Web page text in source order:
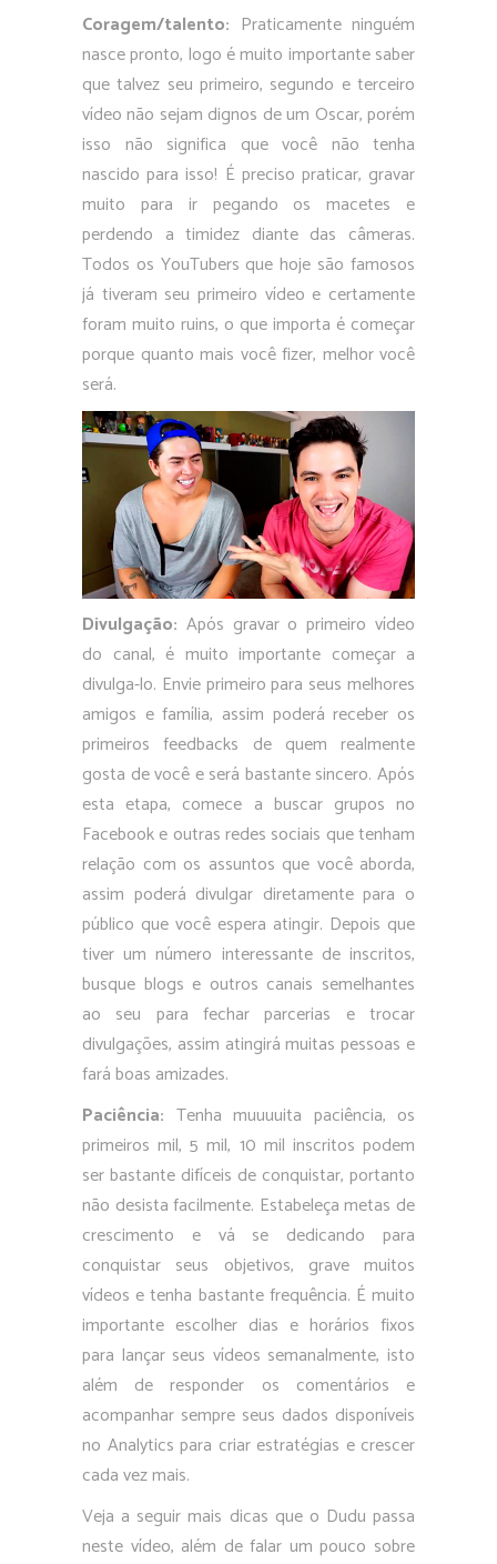
Coragem/talento: Praticamente ninguém
nasce pronto, logo é muito importante saber
que talvez seu primeiro, segundo e terceiro
vídeo não sejam dignos de um Oscar, porém
isso não significa que você não tenha
nascido para isso! É preciso praticar, gravar
muito para ir pegando os macetes e
perdendo a timidez diante das câmeras.
Todos os YouTubers que hoje são famosos
já tiveram seu primeiro vídeo e certamente
foram muito ruins, o que importa é começar
porque quanto mais você fizer, melhor você
será.
Divulgação: Após gravar o primeiro vídeo
do canal, é muito importante começar a
divulga-lo. Envie primeiro para seus melhores
amigos e família, assim poderá receber os
primeiros feedbacks de quem realmente
gosta de você e será bastante sincero. Após
esta etapa, comece a buscar grupos no
Facebook e outras redes sociais que tenham
relação com os assuntos que você aborda,
assim poderá divulgar diretamente para o
público que você espera atingir. Depois que
tiver um número interessante de inscritos,
busque blogs e outros canais semelhantes
ao seu para fechar parcerias e trocar
divulgações, assim atingirá muitas pessoas e
fará boas amizades.
Paciência: Tenha muuuuita paciência, os
primeiros mil, 5 mil, 10 mil inscritos podem
ser bastante difíceis de conquistar, portanto
não desista facilmente. Estabeleça metas de
crescimento e vá se dedicando para
conquistar seus objetivos, grave muitos
vídeos e tenha bastante frequência. É muito
importante escolher dias e horários fixos
para lançar seus vídeos semanalmente, isto
além de responder os comentários e
acompanhar sempre seus dados disponíveis
no Analytics para criar estratégias e crescer
cada vez mais.
Veja a seguir mais dicas que o Dudu passa
neste vídeo, além de falar um pouco sobre